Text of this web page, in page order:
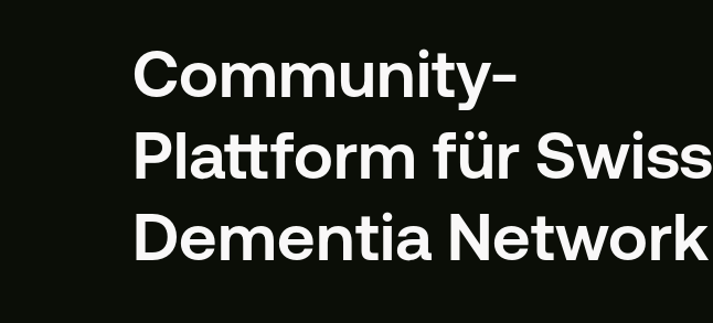
Community-
Plattform für Swiss
Dementia Network